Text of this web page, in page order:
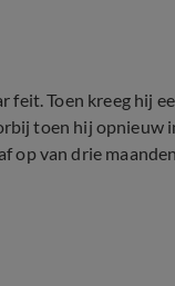
feit. Toen kreeg hij
toen hij opnieuw
op van drie